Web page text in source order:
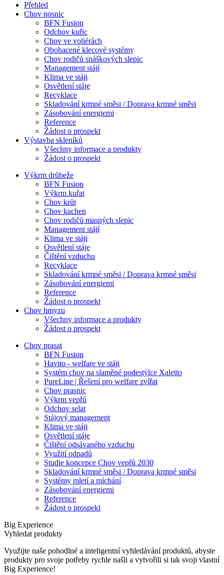
Přehled
Chov nosnic
BFN Fusion
Odchov kuřic
Chov ve voliérách
Obohacené klecové systémy
Chov rodičů snáškových slepic
Management stájí
Klima ve stáji
Osvětlení stáje
Recyklace
Skladování krmné směsi / Doprava krmné směsi
Zásobování energiemi
Reference
Žádost o prospekt
Výstavba skleníků
Všechny informace a produkty
Žádost o prospekt
Výkrm drůbeže
BFN Fusion
Výkrm kuřat
Chov krůt
Chov kachen
Chov rodičů masných slepic
Management stájí
Klima ve stáji
Osvětlení stáje
Čištění vzduchu
Recyklace
Skladování krmné směsi / Doprava krmné směsi
Zásobování energiemi
Reference
Žádost o prospekt
Chov hmyzu
Všechny informace a produkty
Žádost o prospekt
Chov prasat
BFN Fusion
Havito - welfare ve stáji
Systém chov na slaměné podestýlce Xaletto
PureLine | Řešení pro welfare zvířat
Chov prasnic
Výkrm vepřů
Odchov selat
Stájový management
Klima ve stáji
Osvětlení stáje
Čištění odsávaného vzduchu
Využití odpadů
Studie koncepce Chov vepřů 2030
Skladování krmné směsi / Doprava krmné směsi
Systémy mletí a míchání
Zásobování energiemi
Reference
Žádost o prospekt
Big Experience
Vyhledat produkty
Využijte naše pohodlné a inteligentní vyhledávání produktů, abyste
produkty pro svoje potřeby rychle našli a vytvořili si tak svoji vlastní
Big Experience!